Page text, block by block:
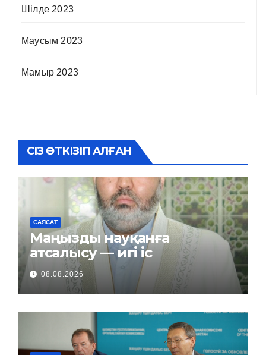
Шілде 2023
Маусым 2023
Мамыр 2023
СІЗ ӨТКІЗІП АЛҒАН
САЯСАТ
Маңызды науқанға
атсалысу — игі іс
08.08.2026